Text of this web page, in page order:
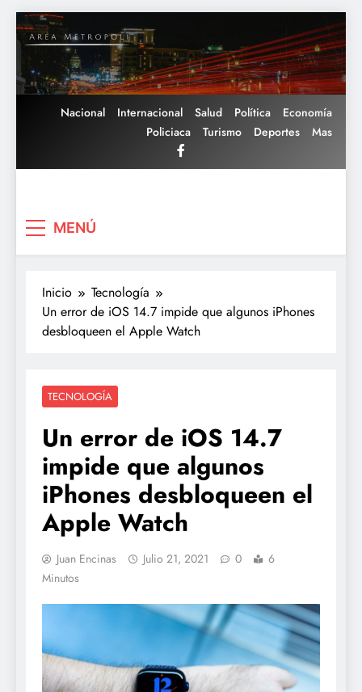
Saltar
al
contenido
Nacional Internacional Salud Política
Economía
Policiaca
Turismo Deportes Mas
MENÚ
Inicio
Tecnología
Un error de iOS 14.7 impide que algunos iPhones
desbloqueen el Apple Watch
TECNOLOGÍA
Un error de iOS 14.7
impide que algunos
iPhones desbloqueen el
Apple Watch
Juan Encinas Julio 21, 2021 0
6
Minutos